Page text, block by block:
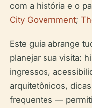
com a história e o
City Government;
Este guia abrange
planejar sua visita:
ingressos,
arquitetônicos,
frequentes —